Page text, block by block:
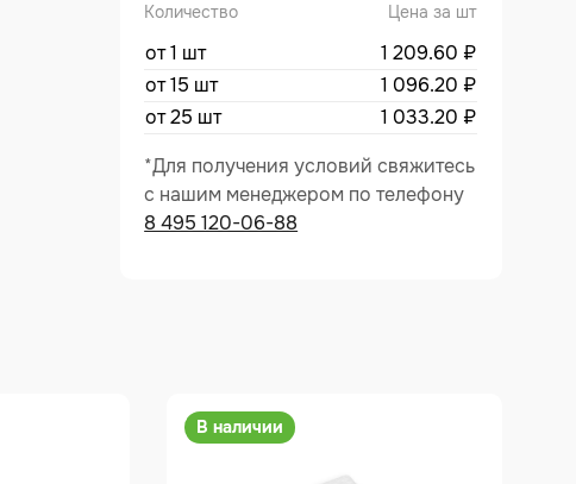
Количество Цена за шт
от 1 шт 1 209.60 ₽
от 15 шт
1 096.20 ₽
от 25 шт
1 033.20 ₽
*Для получения условий свяжитесь
с нашим менеджером по телефону
8 495 120-06-88
В наличии